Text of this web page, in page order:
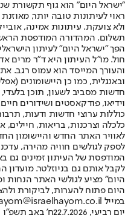
"ישראל היום" הוא גוף תקשורת
ראוי לעיתונות טובה יותר,
ולא צועקת. עיתונות אמינה,
הפך "ישראל היום" לעיתון
חול. מו"ל העיתון היא ד"ר מרים
והעורך המייסד הוא עמוס רגב.
חדשות מסביב לשעון, תוכן בלעדי,
וידיאו, פודקאסטים ושידורים
כוללות ערוצי חדשות ודעות,
לאוויר האתר החדש והיישומון
לספק לגולשים חוויה מהירה,
המודפסת של העיתון זמינים גם
לקבל אותם גם בניוזלטר. מועדון
היום" מציע לגולשי האתר הנחות
היום פתוח להערות, לביקורת
במייל hayom@israelhayom.co.il.
יום רביעי, 22.7.2026
ח' באב תשפ"ו